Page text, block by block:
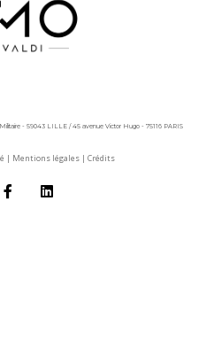
- 59043 LILLE / 45 avenue Victor Hugo - 75116 PARIS
| Mentions légales | Crédits